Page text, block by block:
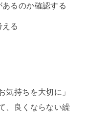
るのか確認する
る
気持ちを大切に」
、良くならない繰